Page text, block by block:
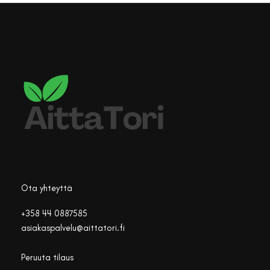
Ota yhteyttä
+358 44 0887585
asiakaspalvelu@aittatori.fi
Peruuta tilaus